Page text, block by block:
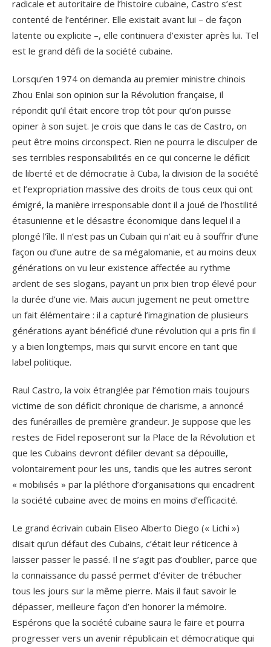
radicale et autoritaire de l’histoire cubaine, Castro s’est
contenté de l’entériner. Elle existait avant lui – de façon
latente ou explicite –, elle continuera d’exister après lui. Tel
est le grand défi de la société cubaine.
Lorsqu’en 1974 on demanda au premier ministre chinois
Zhou Enlai son opinion sur la Révolution française, il
répondit qu’il était encore trop tôt pour qu’on puisse
opiner à son sujet. Je crois que dans le cas de Castro, on
peut être moins circonspect. Rien ne pourra le disculper de
ses terribles responsabilités en ce qui concerne le déficit
de liberté et de démocratie à Cuba, la division de la société
et l’expropriation massive des droits de tous ceux qui ont
émigré, la manière irresponsable dont il a joué de l’hostilité
étasunienne et le désastre économique dans lequel il a
plongé l’île. Il n’est pas un Cubain qui n’ait eu à souffrir d’une
façon ou d’une autre de sa mégalomanie, et au moins deux
générations on vu leur existence affectée au rythme
ardent de ses slogans, payant un prix bien trop élevé pour
la durée d’une vie. Mais aucun jugement ne peut omettre
un fait élémentaire : il a capturé l’imagination de plusieurs
générations ayant bénéficié d’une révolution qui a pris fin il
y a bien longtemps, mais qui survit encore en tant que
label politique.
Raul Castro, la voix étranglée par l’émotion mais toujours
victime de son déficit chronique de charisme, a annoncé
des funérailles de première grandeur. Je suppose que les
restes de Fidel reposeront sur la Place de la Révolution et
que les Cubains devront défiler devant sa dépouille,
volontairement pour les uns, tandis que les autres seront
« mobilisés » par la pléthore d’organisations qui encadrent
la société cubaine avec de moins en moins d’efficacité.
Le grand écrivain cubain Eliseo Alberto Diego (« Lichi »)
disait qu’un défaut des Cubains, c’était leur réticence à
laisser passer le passé. Il ne s’agit pas d’oublier, parce que
la connaissance du passé permet d’éviter de trébucher
tous les jours sur la même pierre. Mais il faut savoir le
dépasser, meilleure façon d’en honorer la mémoire.
Espérons que la société cubaine saura le faire et pourra
progresser vers un avenir républicain et démocratique qui